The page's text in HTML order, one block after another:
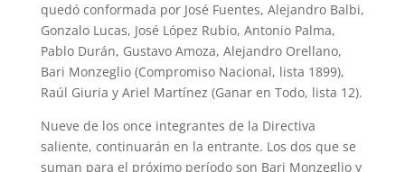
quedó conformada por José Fuentes, Alejandro Balbi,
Gonzalo Lucas, José López Rubio, Antonio Palma,
Pablo Durán, Gustavo Amoza, Alejandro Orellano,
Bari Monzeglio (Compromiso Nacional, lista 1899),
Raúl Giuria y Ariel Martínez (Ganar en Todo, lista 12).
Nueve de los once integrantes de la Directiva
saliente, continuarán en la entrante. Los dos que se
suman para el próximo período son Bari Monzeglio y